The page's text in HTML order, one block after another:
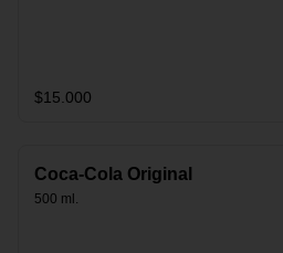
$15.000
Coca-Cola Original
500 ml.